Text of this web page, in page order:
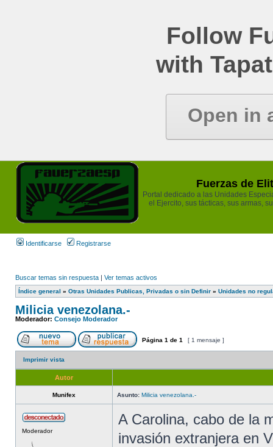
Follow
with
Open in
Fuerzas de
Portal dedicado a las Unidades
el Ejercito, sus tácticas, sus armas,
Identificarse Registrarse
Buscar temas sin respuesta | Ver temas activos
Índice general » Otras Unidades Publicas, Privadas o sin Definir » Unidades no
Milicia venezolana.-
Moderador: Consejo Moderador
Página 1 de 1 [ 1 mensaje ]
Imprimir vista
Autor
Munifex Asunto: Milicia venezolana.-
Moderador
A Carolina, cabo de la
invasión extranjera en